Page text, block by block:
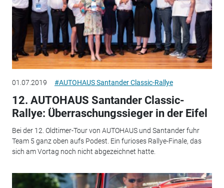
01.07.2019 #AUTOHAUS Santander Classic-Rallye
12. AUTOHAUS Santander Classic-
Rallye: Überraschungssieger in der Eifel
Bei der 12. Oldtimer-Tour von AUTOHAUS und Santander fuhr
Team 5 ganz oben aufs Podest. Ein furioses Rallye-Finale, das
sich am Vortag noch nicht abgezeichnet hatte.